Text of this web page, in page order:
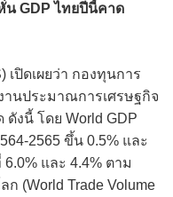
GDP ไทยปีนี้คาด
ปิดเผยว่า กองทุนการ
านประมาณการเศรษฐกิจ
งนี้ โดย World GDP
2565 ขึ้น 0.5% และ
และ 4.4% ตาม
(World Trade Volume